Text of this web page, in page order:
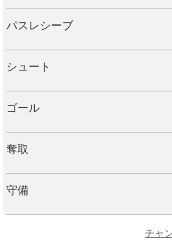
パスレシーブ
シュート
ゴール
奪取
守備
チャ